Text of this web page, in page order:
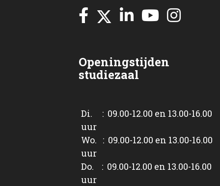
Openingstijden
studiezaal
Di. : 09.00-12.00 en 13.00-16.00
uur
Wo. : 09.00-12.00 en 13.00-16.00
uur
Do. : 09.00-12.00 en 13.00-16.00
uur